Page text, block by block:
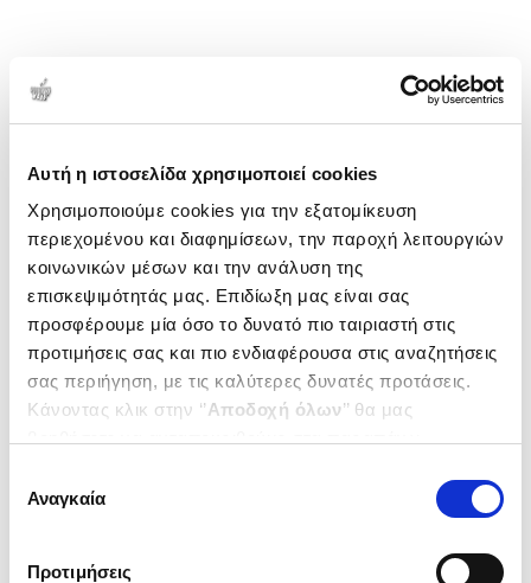
Αυτή η ιστοσελίδα χρησιμοποιεί cookies
Χρησιμοποιούμε cookies για την εξατομίκευση
περιεχομένου και διαφημίσεων, την παροχή λειτουργιών
κοινωνικών μέσων και την ανάλυση της
επισκεψιμότητάς μας. Επιδίωξη μας είναι σας
προσφέρουμε μία όσο το δυνατό πιο ταιριαστή στις
προτιμήσεις σας και πιο ενδιαφέρουσα στις αναζητήσεις
σας περιήγηση, με τις καλύτερες δυνατές προτάσεις.
Κάνοντας κλικ στην ‘’Αποδοχή όλων’’ θα μας
ενδιαφέρουν και να επιλέξετε από τα παρακάτω με την
΄΄και να ενημερωθείτε σχετικά με
συγκατάθεσης
Αναγκαία
Προτιμήσεις